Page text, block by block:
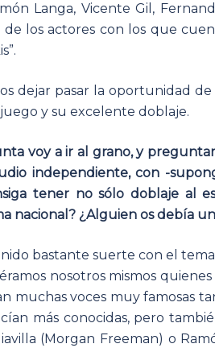
Langa, Vicente Gil,
de los actores con los que
dejar pasar la oportunidad
y su excelente doblaje.
voy a ir al grano, y
independiente, con -
tener no sólo doblaje al
nacional? ¿Alguien os debía
bastante suerte con el
nosotros mismos
muchas voces muy famosas
más conocidas, pero
(Morgan Freeman) o